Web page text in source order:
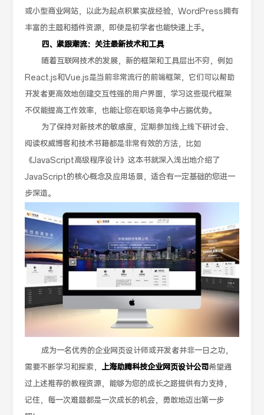
或小型商业网站，以此为起点积累实战经验，WordPress拥有
丰富的主题和插件资源，即使是初学者也能快速上手。
四、紧跟潮流：关注最新技术和工具
随着互联网技术的发展，新的框架和工具层出不穷，例如
React.js和Vue.js是当前非常流行的前端框架，它们可以帮助
开发者更高效地创建交互性强的用户界面，学习这些现代框架
不仅能提高工作效率，也能让您在职场竞争中占据优势。
为了保持对新技术的敏感度，定期参加线上线下研讨会、
阅读权威博客和技术书籍都是非常有效的方法，比如
《JavaScript高级程序设计》这本书就深入浅出地介绍了
JavaScript的核心概念及应用场景，适合有一定基础的您进一
步深造。
成为一名优秀的企业网页设计师或开发者并非一日之功，
需要不断学习和探索， 上海助腾科技企业网页设计公司希望通
过上述推荐的教程资源，能够为您的成长之路提供有力支持，
记住，每一次难题都是一次成长的机会，勇敢地迈出第一步